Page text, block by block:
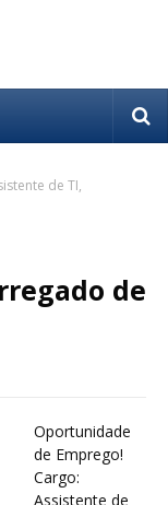
de TI,
de
Oportunidade
de Emprego!
Cargo:
Assistente de